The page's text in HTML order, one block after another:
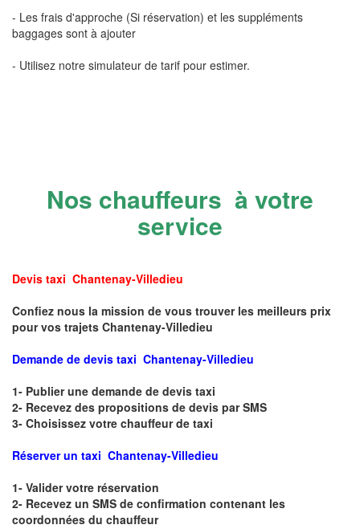
- Les frais d'approche (Si réservation) et les suppléments
baggages sont à ajouter
- Utilisez notre simulateur de tarif pour estimer.
Nos chauffeurs à votre
service
Devis taxi Chantenay-Villedieu
Confiez nous la mission de vous trouver les meilleurs prix
pour vos trajets Chantenay-Villedieu
Demande de devis taxi Chantenay-Villedieu
1- Publier une demande de devis taxi
2- Recevez des propositions de devis par SMS
3- Choisissez votre chauffeur de taxi
Réserver un taxi Chantenay-Villedieu
1- Valider votre réservation
2- Recevez un SMS de confirmation contenant les
coordonnées du chauffeur